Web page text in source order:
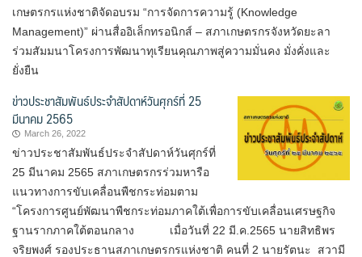
Search
for:
เกษตรกรแห่งชาติจัดอบรม “การจัดการความรู้ (Knowledge
Management)” ผ่านสื่ออิเล็กทรอนิกส์ – สภาเกษตรกรจังหวัดยะลา
ร่วมสัมมนาโครงการพัฒนาทุเรียนคุณภาพสู่ความมั่นคง มั่งคั่งและ
ยั่งยืน
ข่าวประชาสัมพันธ์ประจำสัปดาห์วันศุกร์ที่ 25
มีนาคม 2565
March 26, 2022
ข่าวประชาสัมพันธ์ประจำสัปดาห์วันศุกร์ที่
25 มีนาคม 2565 สภาเกษตรกรร่วมหารือ
แนวทางการขับเคลื่อนพืชกระท่อมตาม
“โครงการศูนย์พัฒนาพืชกระท่อมภาคใต้เพื่อการขับเคลื่อนเศรษฐกิจ
ฐานรากภาคใต้ตอนกลาง เมื่อวันที่ 22 มี.ค.2565 นายสิทธิพร
จริยพงศ์ รองประธานสภาเกษตรกรแห่งชาติ คนที่ 2 นายรัตนะ สวามี